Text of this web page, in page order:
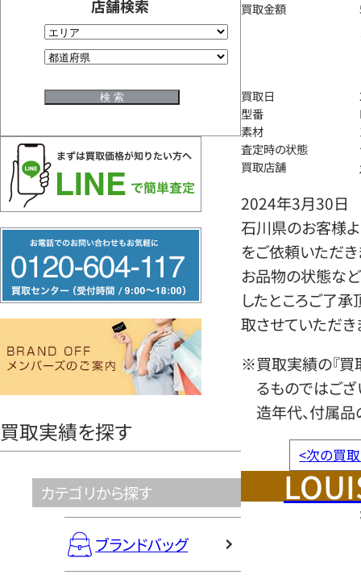
店舗検索
リ
ー
ヤ
買取実績を探す
カテゴリから探す
ブランドバッグ
買取金額
買取日
型番
素材
査定時の状態
買取店舗
2024年3月30日
石川県のお客様よ
をご依頼いただき
お品物の状態など
したところご了
取させていただき
※買取実績の『買
るものではござ
造年代、付属品
<次の買